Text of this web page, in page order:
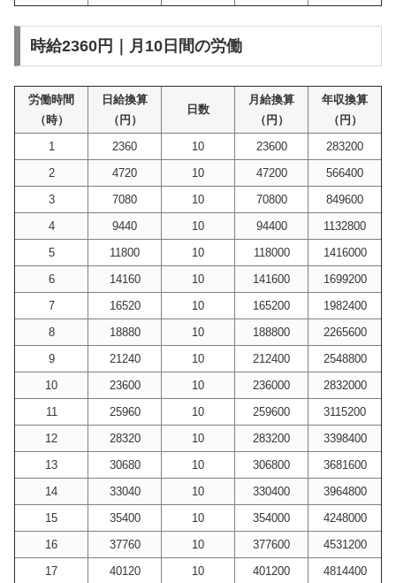
時給2360円｜月10日間の労働
労働時間
（時）
日給換算
（円）
日数
月給換算
（円）
年収換算
（円）
1
2360 10 23600
283200
2
4720 10 47200
566400
3
7080 10 70800
849600
4
9440 10 94400
1132800
5
11800 10 118000
1416000
6
14160 10 141600
1699200
7
16520 10 165200
1982400
8
18880 10 188800
2265600
9
21240 10 212400
2548800
10
23600 10 236000
2832000
11
25960 10 259600
3115200
12
28320 10 283200
3398400
13
30680 10 306800
3681600
14
33040 10 330400
3964800
15
35400 10 354000
4248000
16
37760 10 377600
4531200
17
40120 10 401200
4814400